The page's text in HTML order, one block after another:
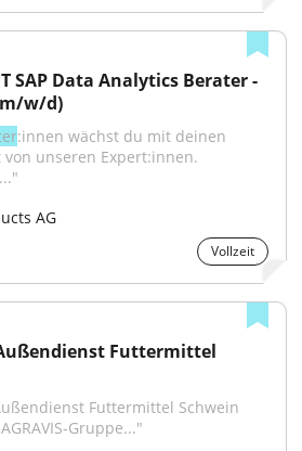
SAP Data Analytics Berater -
w/d)
:innen wächst du mit deinen
unseren Expert:innen.
..."
AG
Vollzeit
Futtermittel
Futtermittel Schwein
Gruppe..."